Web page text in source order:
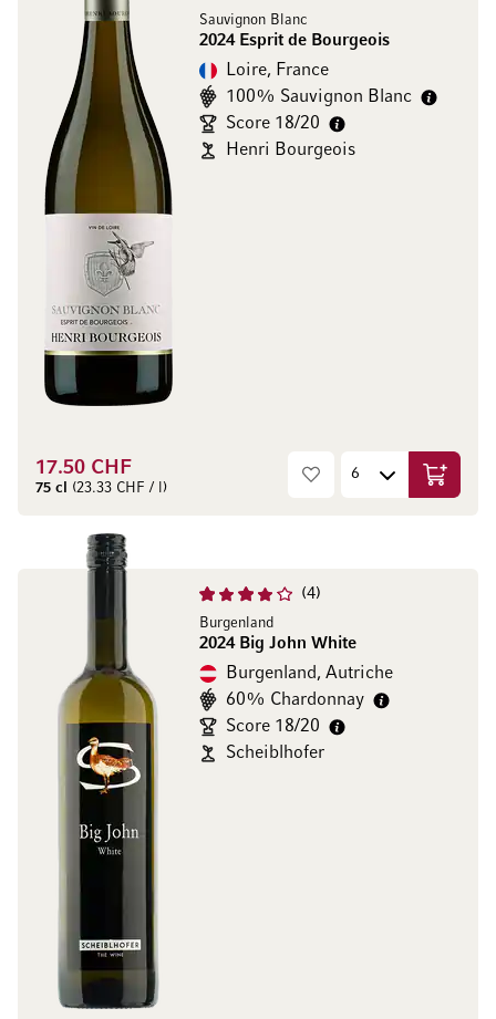
Sauvignon Blanc
2024 Esprit de Bourgeois
Loire, France
100% Sauvignon Blanc
Score 18/20
Henri Bourgeois
17.50 CHF
75 cl (23.33 CHF / l) Ajouter
4
Burgenland
2024 Big John White
Burgenland, Autriche
60% Chardonnay
Score 18/20
Scheiblhofer